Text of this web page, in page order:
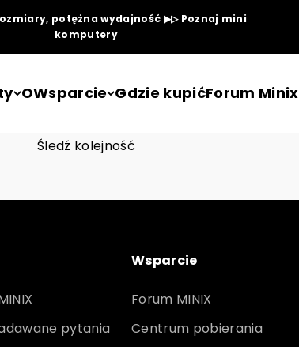
potężna wydajność ▶▷ Poznaj mini
komputery
OWsparcie Gdzie kupićForum Minix
Śledź kolejność
pytania
Wsparcie
Forum MINIX
Centrum pobierania